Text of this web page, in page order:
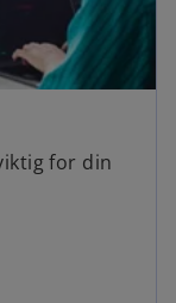
for din